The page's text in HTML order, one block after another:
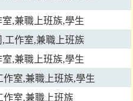
室,兼職上班族,學生
,工作室,兼職上班族
室,兼職上班族,學生
作室,兼職上班族,學生
作室,兼職上班族